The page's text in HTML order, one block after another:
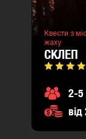
Квести з
жаху
СКЛЕП
2-
від